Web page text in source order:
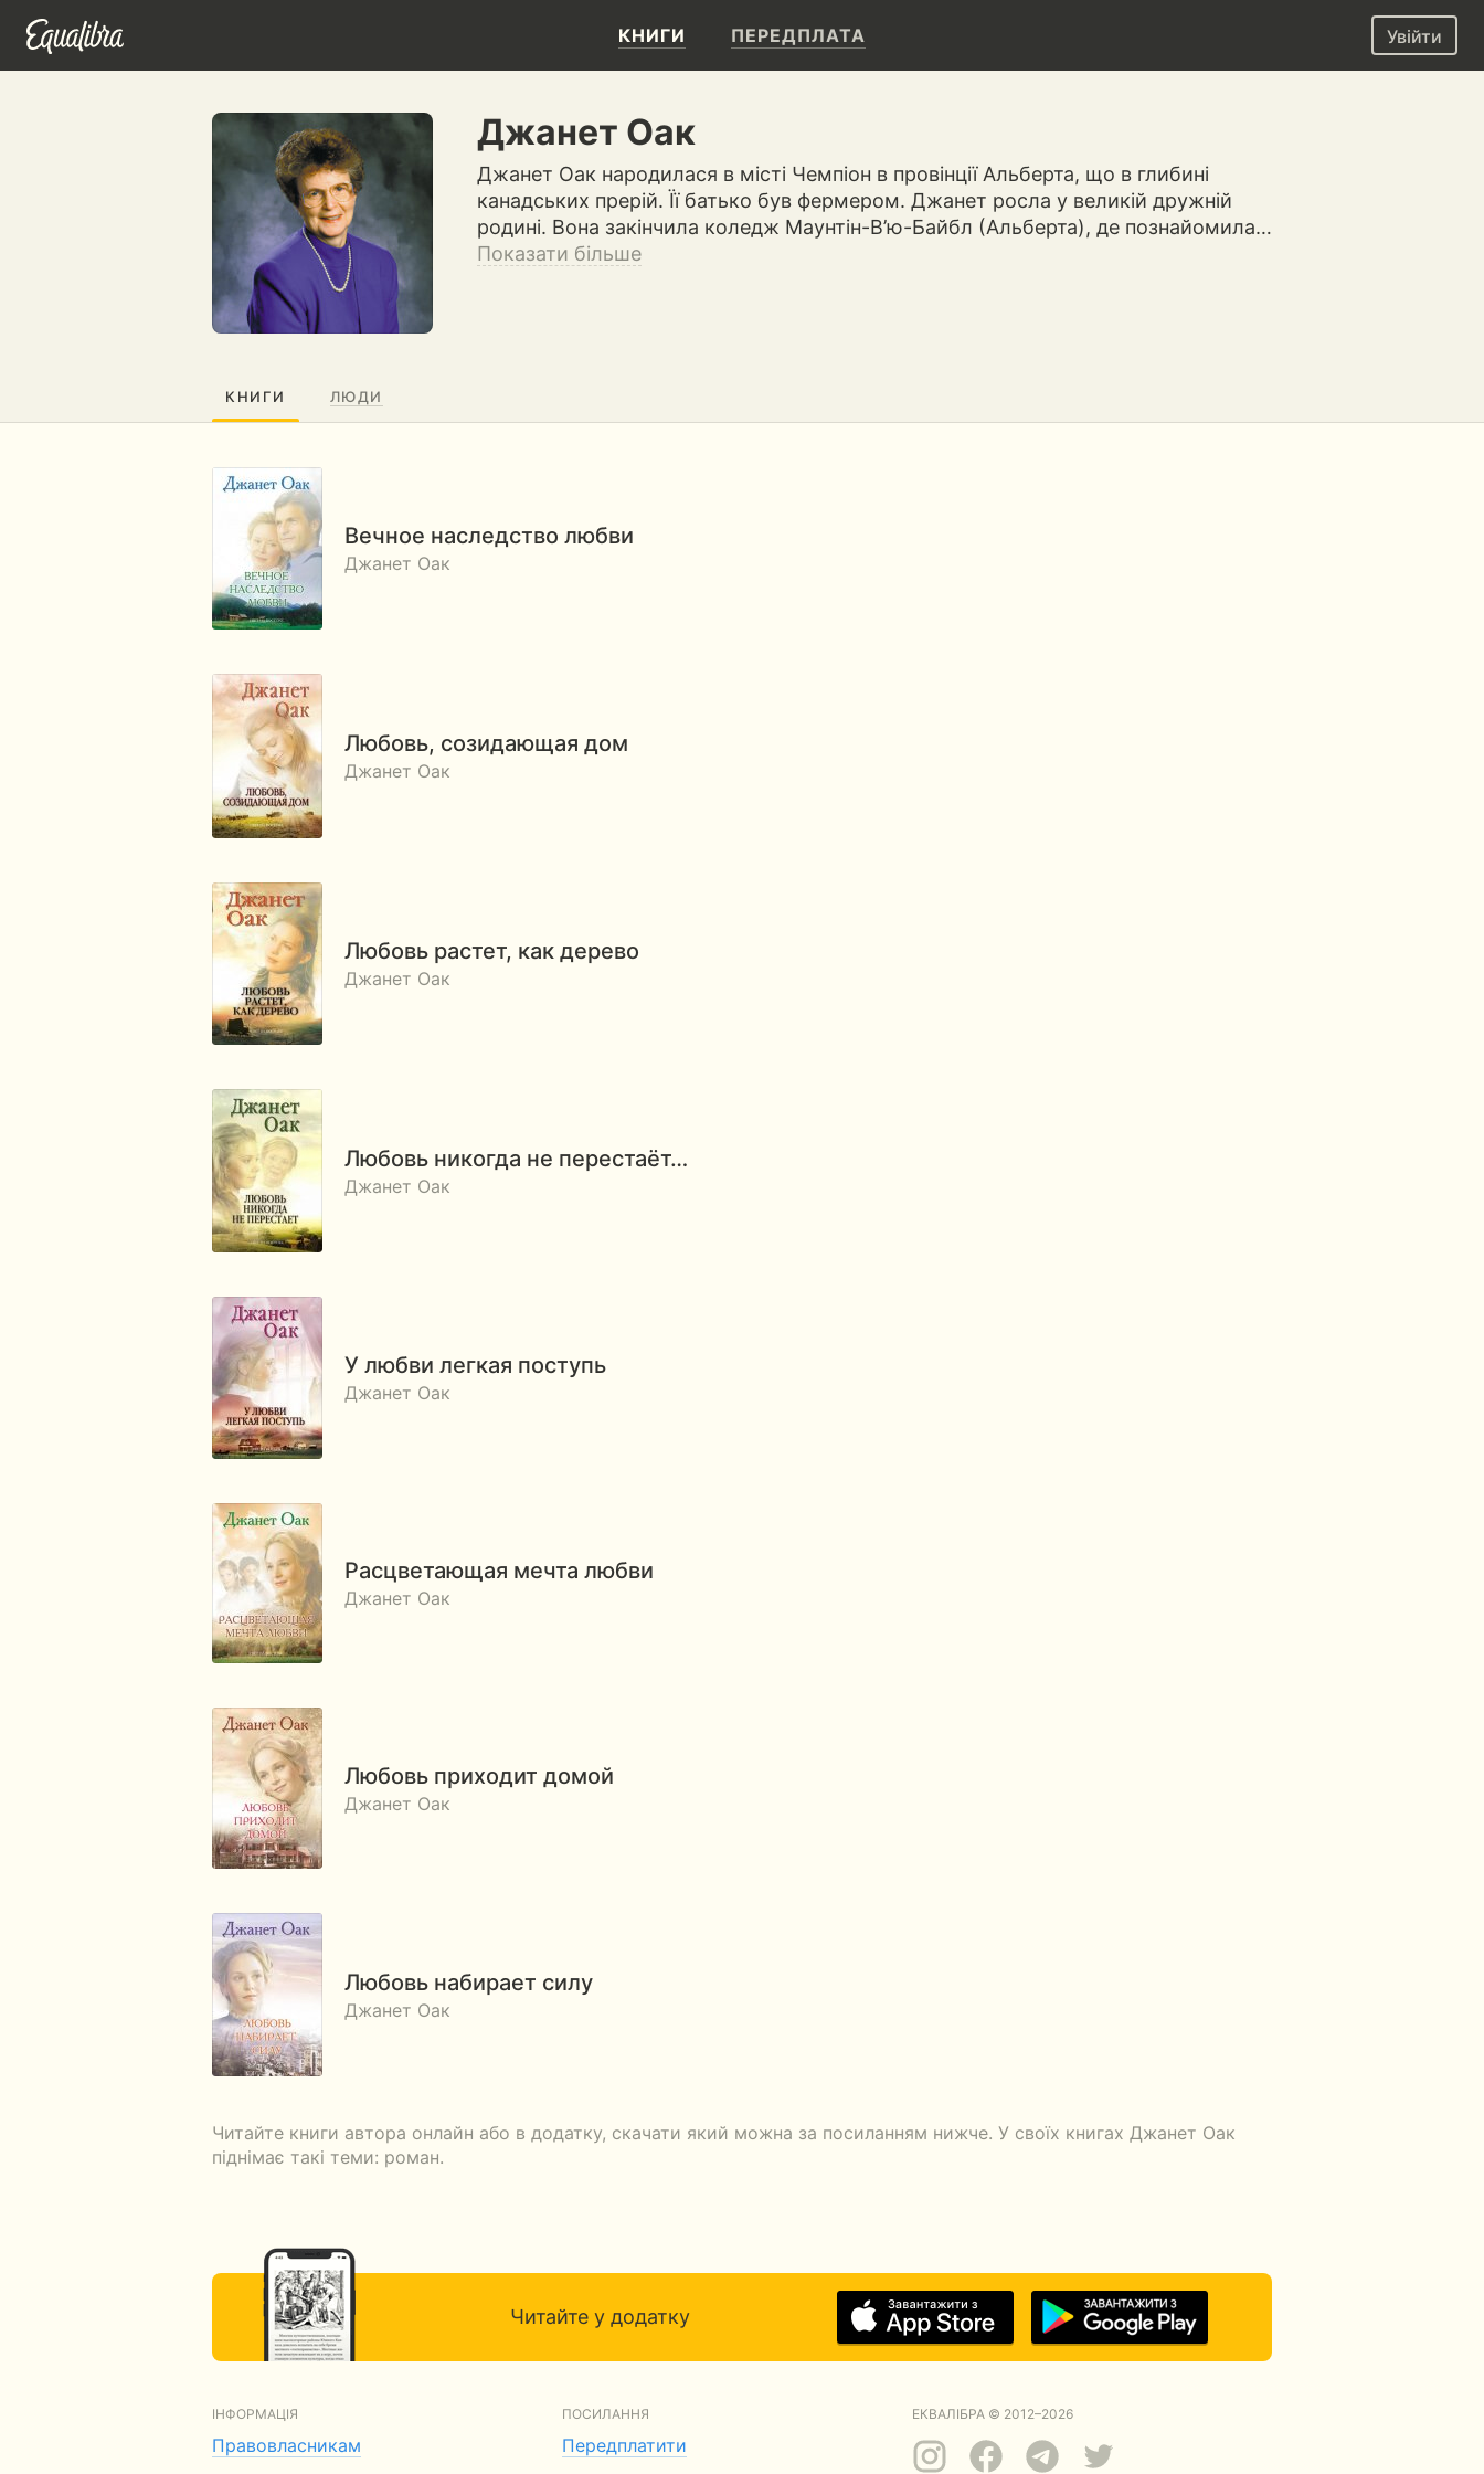
КНИГИ ПЕРЕДПЛАТА Увійти
Джанет Оак
Джанет Оак народилася в місті Чемпіон в провінції Альберта, що в глибині
канадських прерій. Її батько був фермером. Джанет росла у великій дружній
родині. Вона закінчила коледж Маунтін-В’ю-Байбл (Альберта), де познайомила…
Показати більше
КНИГИ ЛЮДИ
Вечное наследство любви
Джанет Оак
Любовь, созидающая дом
Джанет Оак
Любовь растет, как дерево
Джанет Оак
Любовь никогда не перестаёт…
Джанет Оак
У любви легкая поступь
Джанет Оак
Расцветающая мечта любви
Джанет Оак
Любовь приходит домой
Джанет Оак
Любовь набирает силу
Джанет Оак
Читайте книги автора онлайн або в додатку, скачати який можна за посиланням нижче. У своїх книгах Джанет Оак
піднімає такі теми: роман.
Читайте у додатку
ІНФОРМАЦІЯ
Правовласникам
ПОСИЛАННЯ
Передплатити
ЕКВАЛІБРА © 2012–2026